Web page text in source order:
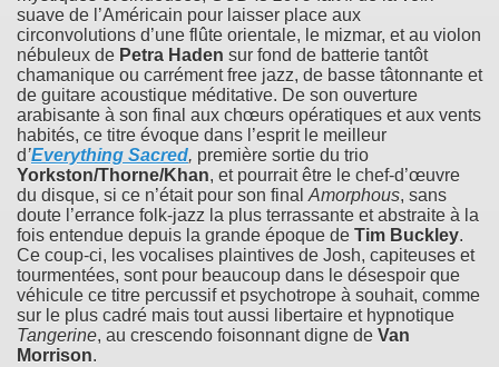
suave de l’Américain pour laisser place aux
circonvolutions d’une flûte orientale, le mizmar, et au violon
nébuleux de Petra Haden sur fond de batterie tantôt
chamanique ou carrément free jazz, de basse tâtonnante et
de guitare acoustique méditative. De son ouverture
arabisante à son final aux chœurs opératiques et aux vents
habités, ce titre évoque dans l’esprit le meilleur
d’Everything Sacred, première sortie du trio
Yorkston/Thorne/Khan, et pourrait être le chef-d’œuvre
du disque, si ce n’était pour son final Amorphous, sans
doute l’errance folk-jazz la plus terrassante et abstraite à la
fois entendue depuis la grande époque de Tim Buckley.
Ce coup-ci, les vocalises plaintives de Josh, capiteuses et
tourmentées, sont pour beaucoup dans le désespoir que
véhicule ce titre percussif et psychotrope à souhait, comme
sur le plus cadré mais tout aussi libertaire et hypnotique
Tangerine, au crescendo foisonnant digne de Van
Morrison.